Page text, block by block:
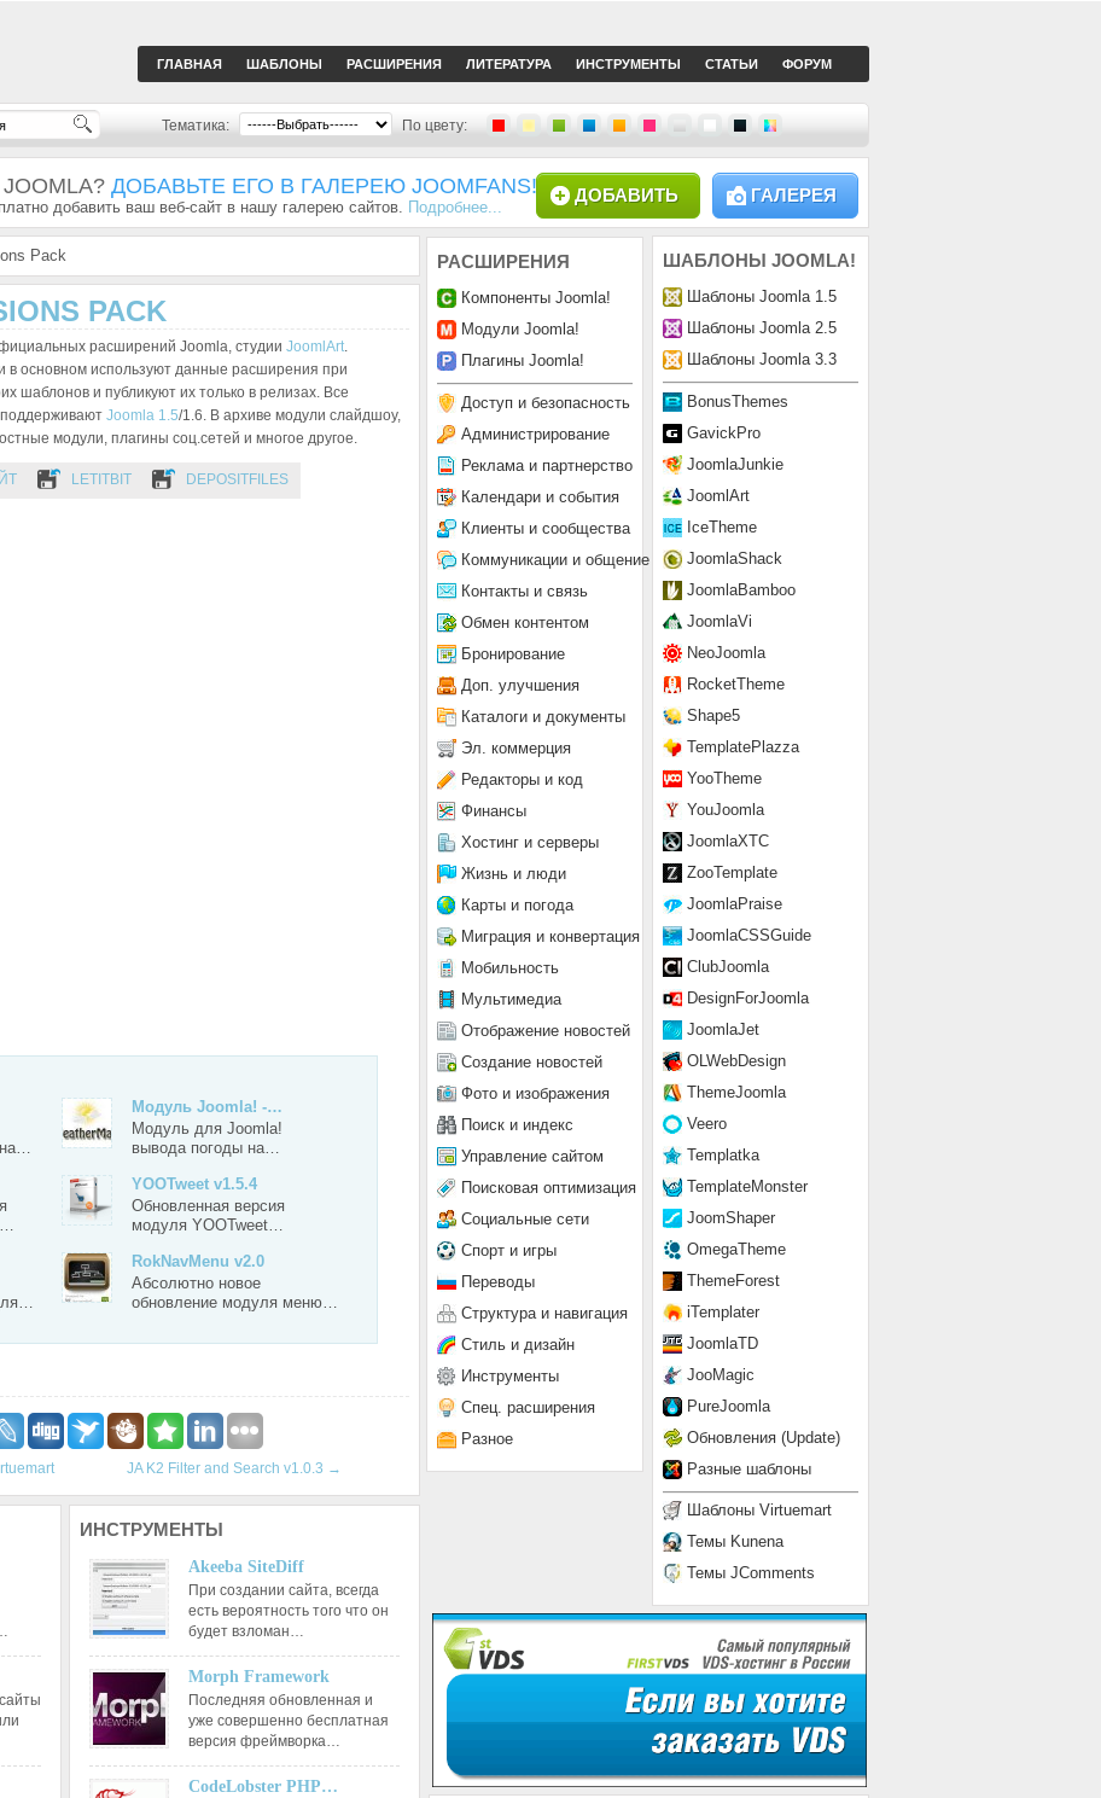
ГЛАВНАЯ ШАБЛОНЫ РАСШИРЕНИЯ ЛИТЕРАТУРА ИНСТРУМЕНТЫ СТАТЬИ ФОРУМ
Тематика: По цвету:
ДОБАВЬТЕ ЕГО В ГАЛЕРЕЮ JOOMFANS!
добавить ваш веб-сайт в нашу галерею сайтов. Подробнее...
ГАЛЕРЕЯ
ДОБАВИТЬ
Pack
PACK
расширений Joomla, студии JoomlArt.
в основном используют данные расширения при
шаблонов и публикуют их только в релизах. Все
Joomla 1.5/1.6. В архиве модули слайдшоу,
модули, плагины соц.сетей и многое другое.
LETITBIT DEPOSITFILES
на…
Модуль Joomla! -…
Модуль для Joomla!
вывода погоды на…
YOOTweet v1.5.4
Обновленная версия
модуля YOOTweet…
RokNavMenu v2.0
Абсолютно новое
обновление модуля меню…
JA K2 Filter and Search v1.0.3 →
ИНСТРУМЕНТЫ
Akeeba SiteDiff
При создании сайта, всегда
есть вероятность того что он
будет взломан…
Morph Framework
Последняя обновленная и
уже совершенно бесплатная
версия фреймворка…
CodeLobster PHP…
ШАБЛОНЫ JOOMLA!
Шаблоны Joomla 1.5
Шаблоны Joomla 2.5
Шаблоны Joomla 3.3
BonusThemes
GavickPro
JoomlaJunkie
JoomlArt
IceTheme
JoomlaShack
JoomlaBamboo
JoomlaVi
NeoJoomla
RocketTheme
Shape5
TemplatePlazza
YooTheme
YouJoomla
JoomlaXTC
ZooTemplate
JoomlaPraise
JoomlaCSSGuide
ClubJoomla
DesignForJoomla
JoomlaJet
OLWebDesign
ThemeJoomla
Veero
Templatka
TemplateMonster
JoomShaper
OmegaTheme
ThemeForest
iTemplater
JoomlaTD
JooMagic
PureJoomla
Обновления (Update)
Разные шаблоны
Шаблоны Virtuemart
Темы Kunena
Темы JComments
РАСШИРЕНИЯ
Компоненты Joomla!
Модули Joomla!
Плагины Joomla!
Доступ и безопасность
Администрирование
Реклама и партнерство
Календари и события
Клиенты и сообщества
Коммуникации и общение
Контакты и связь
Обмен контентом
Бронирование
Доп. улучшения
Каталоги и документы
Эл. коммерция
Редакторы и код
Финансы
Хостинг и серверы
Жизнь и люди
Карты и погода
Миграция и конвертация
Мобильность
Мультимедиа
Отображение новостей
Создание новостей
Фото и изображения
Поиск и индекс
Управление сайтом
Поисковая оптимизация
Социальные сети
Спорт и игры
Переводы
Структура и навигация
Стиль и дизайн
Инструменты
Спец. расширения
Разное